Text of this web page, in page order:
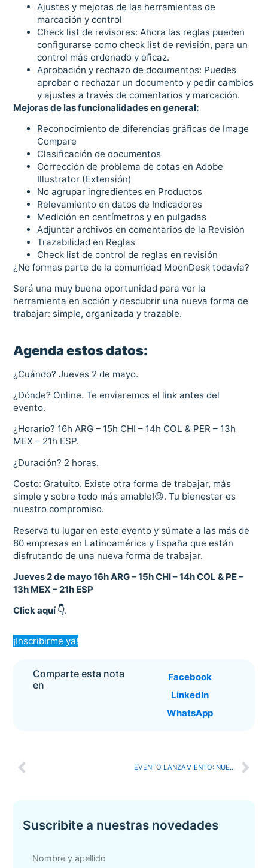
Ajustes y mejoras de las herramientas de
marcación y control
Check list de revisores: Ahora las reglas pueden
configurarse como check list de revisión, para un
control más ordenado y eficaz.
Aprobación y rechazo de documentos: Puedes
aprobar o rechazar un documento y pedir cambios
y ajustes a través de comentarios y marcación.
Mejoras de las funcionalidades en general:
Reconocimiento de diferencias gráficas de Image
Compare
Clasificación de documentos
Corrección de problema de cotas en Adobe
Illustrator (Extensión)
No agrupar ingredientes en Productos
Relevamiento en datos de Indicadores
Medición en centímetros y en pulgadas
Adjuntar archivos en comentarios de la Revisión
Trazabilidad en Reglas
Check list de control de reglas en revisión
¿No formas parte de la comunidad MoonDesk todavía?
Será una muy buena oportunidad para ver la
herramienta en acción y descubrir una nueva forma de
trabajar: simple, organizada y trazable.
Agenda estos datos:
¿Cuándo? Jueves 2 de mayo.
¿Dónde? Online. Te enviaremos el link antes del
evento.
¿Horario? 16h ARG – 15h CHI – 14h COL & PER – 13h
MEX – 21h ESP.
¿Duración? 2 horas.
Costo: Gratuito. Existe otra forma de trabajar, más
simple y sobre todo más amable!😉. Tu bienestar es
nuestro compromiso.
Reserva tu lugar en este evento y súmate a las más de
80 empresas en Latinoamérica y España que están
disfrutando de una nueva forma de trabajar.
Jueves 2 de mayo 16h ARG – 15h CHI – 14h COL & PE –
13h MEX – 21h ESP
Click aquí 👇.
¡Inscribirme ya!
Comparte esta nota
en
Facebook
LinkedIn
WhatsApp
EVENTO LANZAMIENTO: NUEVA REVISIÓN
Suscribite a nuestras novedades